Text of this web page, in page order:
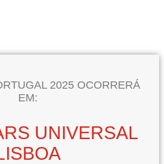
2025 OCORRERÁ
EM:
UNIVERSAL